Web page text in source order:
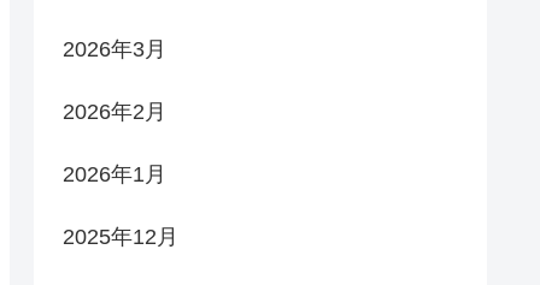
2026年3月
2026年2月
2026年1月
2025年12月